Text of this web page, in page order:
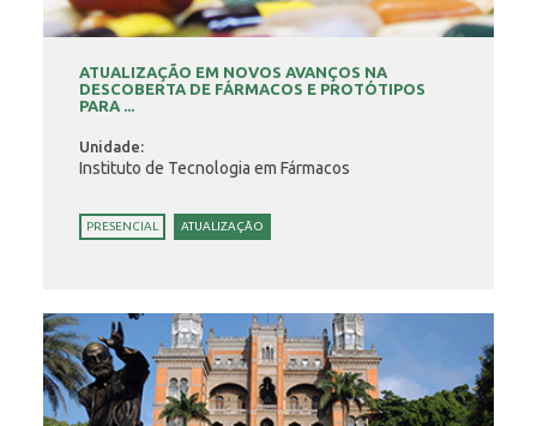
ATUALIZAÇÃO EM NOVOS AVANÇOS NA
DESCOBERTA DE FÁRMACOS E PROTÓTIPOS
PARA ...
Unidade:
Instituto de Tecnologia em Fármacos
PRESENCIAL ATUALIZAÇÃO